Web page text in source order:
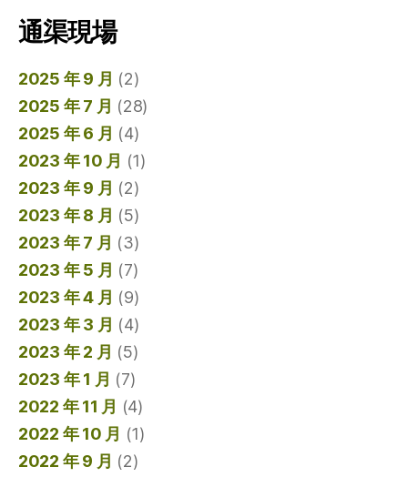
通渠現場
2025 年 9 月 (2)
2025 年 7 月 (28)
2025 年 6 月 (4)
2023 年 10 月 (1)
2023 年 9 月 (2)
2023 年 8 月 (5)
2023 年 7 月 (3)
2023 年 5 月 (7)
2023 年 4 月 (9)
2023 年 3 月 (4)
2023 年 2 月 (5)
2023 年 1 月 (7)
2022 年 11 月 (4)
2022 年 10 月 (1)
2022 年 9 月 (2)